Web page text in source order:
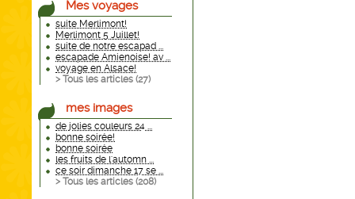
Mes voyages
suite Merlimont!
Merlimont 5 Juillet!
suite de notre escapad ...
escapade Amienoise! av ...
voyage en Alsace!
> Tous les articles (27)
mes images
de jolies couleurs 24 ...
bonne soirée!
bonne soirée
les fruits de l'automn ...
ce soir dimanche 17 se ...
> Tous les articles (208)